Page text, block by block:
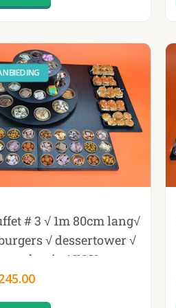
# 3 √ 1m 80cm lang√
√ dessertower √
hapjes! INCL
Huidige